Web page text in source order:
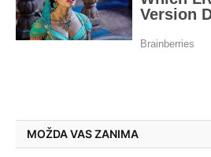
MOŽDA VAS ZANIMA